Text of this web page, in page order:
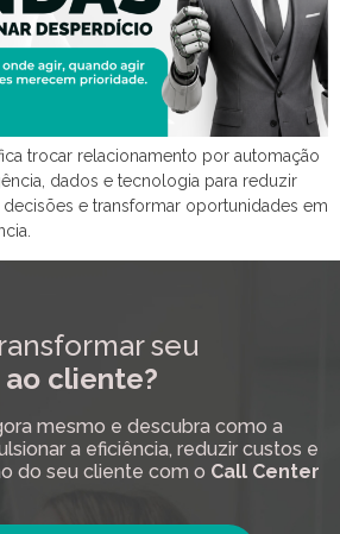
trocar relacionamento por automação
dados e tecnologia para reduzir
e transformar oportunidades em
seu
cliente?
mesmo e descubra como a
a eficiência, reduzir custos e
do seu cliente com o Call Center